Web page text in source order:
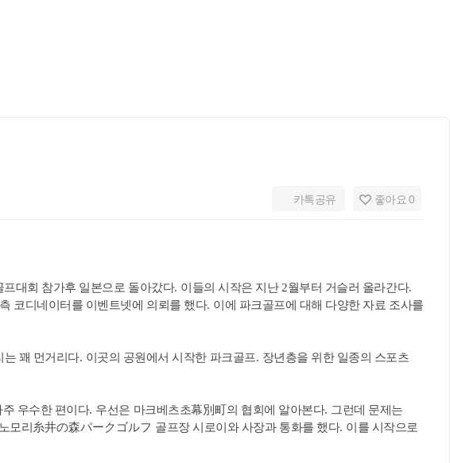
좋아요 0
카톡공유
프대회 참가후 일본으로 돌아갔다. 이들의 시작은 지난2월부터 거슬러 올라간다.
코디네이터를 이벤트넷에 의뢰를 했다. 이에 파크골프에 대해 다양한 자료 조사를
는 꽤 먼거리다. 이곳의 공원에서 시작한 파크골프. 장년층을 위한 일종의 스포츠
우수한 편이다. 우선은 마크베츠초幕別町의 협회에 알아본다. 그런데 문제는
모리 糸井の森パークゴルフ 골프장 시로이와 사장과 통화를 했다. 이를 시작으로